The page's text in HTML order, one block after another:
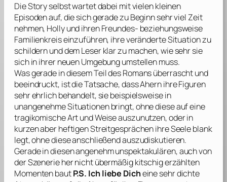
Die Story selbst wartet dabei mit vielen kleinen
Episoden auf, die sich gerade zu Beginn sehr viel Zeit
nehmen, Holly und ihren Freundes- beziehungsweise
Familienkreis einzuführen, ihre veränderte Situation zu
schildern und dem Leser klar zu machen, wie sehr sie
sich in ihrer neuen Umgebung umstellen muss.
Was gerade in diesem Teil des Romans überrascht und
beeindruckt, ist die Tatsache, dassAhernihre Figuren
sehr ehrlich behandelt, sie beispielsweise in
unangenehme Situationen bringt, ohne diese auf eine
tragikomische Art und Weise auszunutzen, oder in
kurzen aber heftigen Streitgesprächen ihre Seele blank
legt, ohne diese anschließend auszudiskutieren.
Gerade in diesen angenehm unspektakulären, auch von
der Szenerie her nicht übermäßig kitschig erzählten
Momenten bautP.S. Ich liebe Dicheine sehr dichte